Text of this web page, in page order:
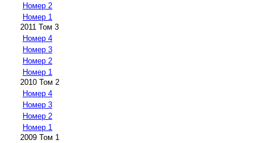
Номер 2
Номер 1
2011 Том 3
Номер 4
Номер 3
Номер 2
Номер 1
2010 Том 2
Номер 4
Номер 3
Номер 2
Номер 1
2009 Том 1